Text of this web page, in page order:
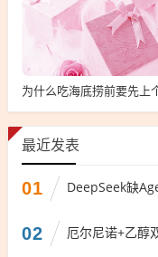
为什么吃海底捞前要先上
最近发表
01 DeepSeek缺
02 厄尔尼诺+乙醇